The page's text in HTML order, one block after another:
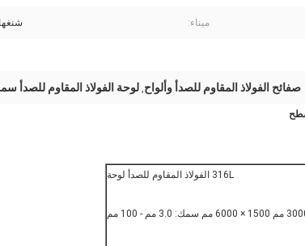
ميناء:
صفائح الفولاذ المقاوم للصدأ وألواح, لوحة الفولاذ المقاوم للصدأ
316L الفولاذ المقاوم للصدأ لوحة